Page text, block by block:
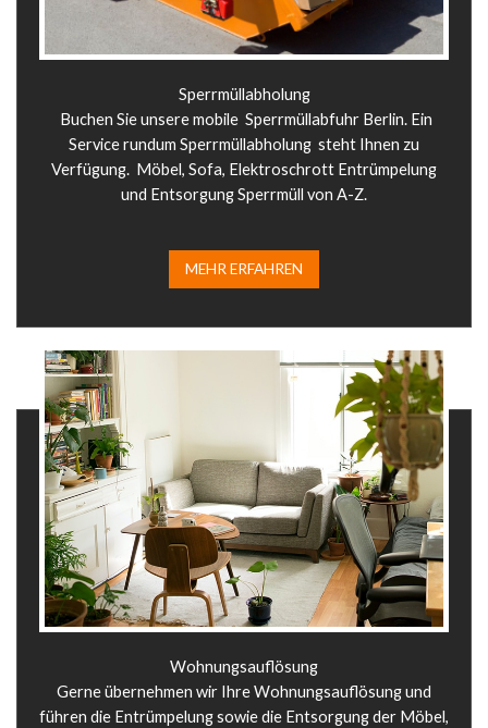
Sperrmüllabholung
Buchen Sie unsere mobile Sperrmüllabfuhr Berlin. Ein
Service rundum Sperrmüllabholung steht Ihnen zu
Verfügung. Möbel, Sofa, Elektroschrott Entrümpelung
und Entsorgung Sperrmüll von A-Z.
MEHR ERFAHREN​
Wohnungsauflösung
Gerne übernehmen wir Ihre Wohnungsauflösung und
führen die Entrümpelung sowie die Entsorgung der Möbel,